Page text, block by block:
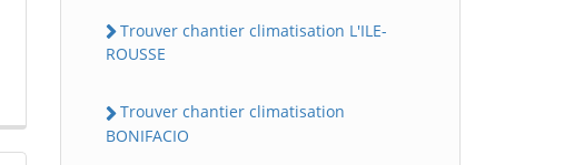
Trouver chantier climatisation L'ILE-
ROUSSE
Trouver chantier climatisation
BONIFACIO